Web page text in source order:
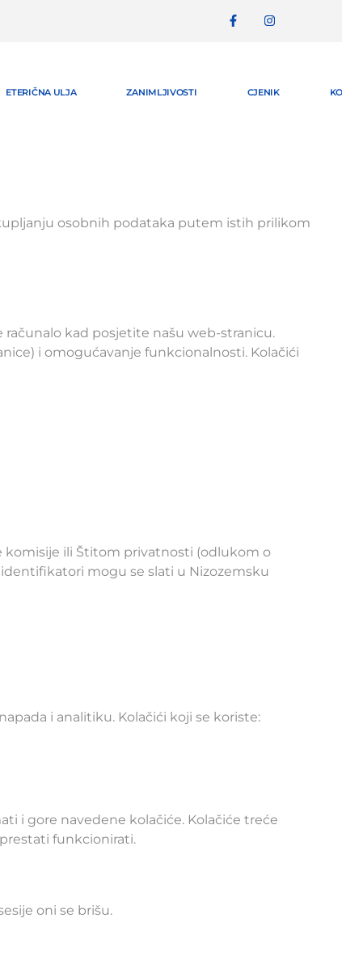
ETERIČNA ULJA ZANIMLJIVOSTI CJENIK
osobnih podataka putem istih prilikom
kad posjetite našu web-stranicu.
i omogućavanje funkcionalnosti. Kolačići
komisije ili Štitom privatnosti (odlukom o
mogu se slati u Nizozemsku
i analitiku. Kolačići koji se koriste:
i gore navedene kolačiće. Kolačiće treće
funkcionirati.
oni se brišu.